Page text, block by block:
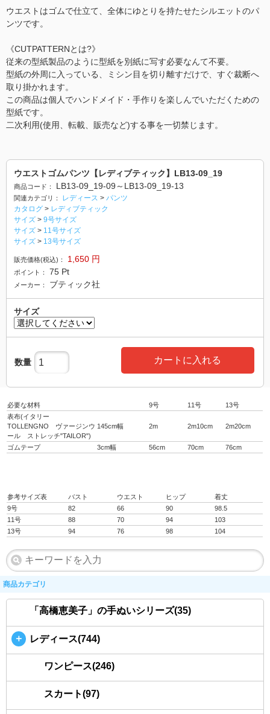
ウエストはゴムで仕立て、全体にゆとりを持たせたシルエットのパ
ンツです。
《CUTPATTERNとは?》
従来の型紙製品のように型紙を別紙に写す必要なんて不要。
型紙の外周に入っている、ミシン目を切り離すだけで、すぐ裁断へ
取り掛かれます。
この商品は個人でハンドメイド・手作りを楽しんでいただくための
型紙です。
二次利用(使用、転載、販売など)する事を一切禁じます。
ウエストゴムパンツ【レディブティック】LB13-09_19
商品コード： LB13-09_19-09～LB13-09_19-13
関連カテゴリ： レディース > パンツ
カタログ > レディブティック
サイズ > 9号サイズ
サイズ > 11号サイズ
サイズ > 13号サイズ
販売価格(税込)： 1,650 円
ポイント： 75 Pt
メーカー： ブティック社
サイズ
数量 カートに入れる
必要な材料 9号 11号
13号
表布(イタリー
TOLLENGNO ヴァージンウ
ール ストレッチ"TAILOR")
145cm幅 2m 2m10cm 2m20cm
ゴムテープ 3cm幅 56cm 70cm 76cm
参考サイズ表 バスト ウエスト ヒップ
着丈
9号
82 66 90
98.5
11号
88 70 94
103
13号
94 76 98 104
商品カテゴリ
「高橋恵美子」の手ぬいシリーズ(35)
＋ レディース(744)
ワンピース(246)
スカート(97)